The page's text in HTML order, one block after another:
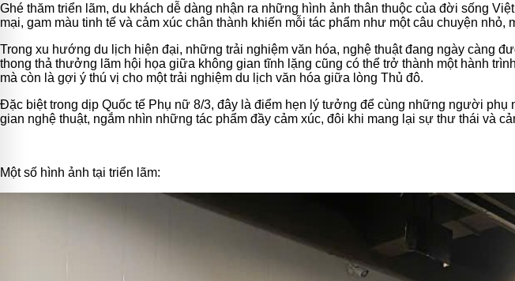
Ghé thăm triển lãm, du khách dễ dàng nhận ra những hình ảnh thân thuộc của đời sống
mại, gam màu tinh tế và cảm xúc chân thành khiến mỗi tác phẩm như một câu chuyện
Trong xu hướng du lịch hiện đại, những trải nghiệm văn hóa, nghệ thuật đang ngày càng
thong thả thưởng lãm hội họa giữa không gian tĩnh lặng cũng có thể trở thành một hành
mà còn là gợi ý thú vị cho một trải nghiệm du lịch văn hóa giữa lòng Thủ đô.
Đặc biệt trong dịp Quốc tế Phụ nữ 8/3, đây là điểm hẹn lý tưởng để cùng những người
gian nghệ thuật, ngắm nhìn những tác phẩm đầy cảm xúc, đôi khi mang lại sự thư thái và
Một số hình ảnh tại triển lãm: